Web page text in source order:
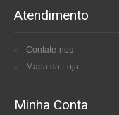
Atendimento
Contate-nos
Mapa da Loja
Minha Conta